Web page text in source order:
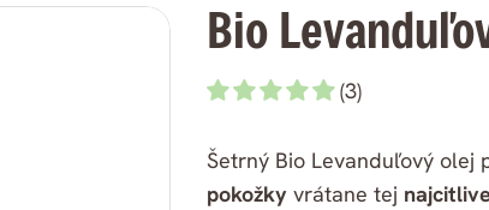
Bio
(3)
Šetrný Bio Levanduľový olej
pokožkyvrátane tej